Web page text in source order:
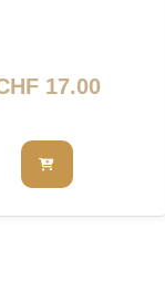
17.00